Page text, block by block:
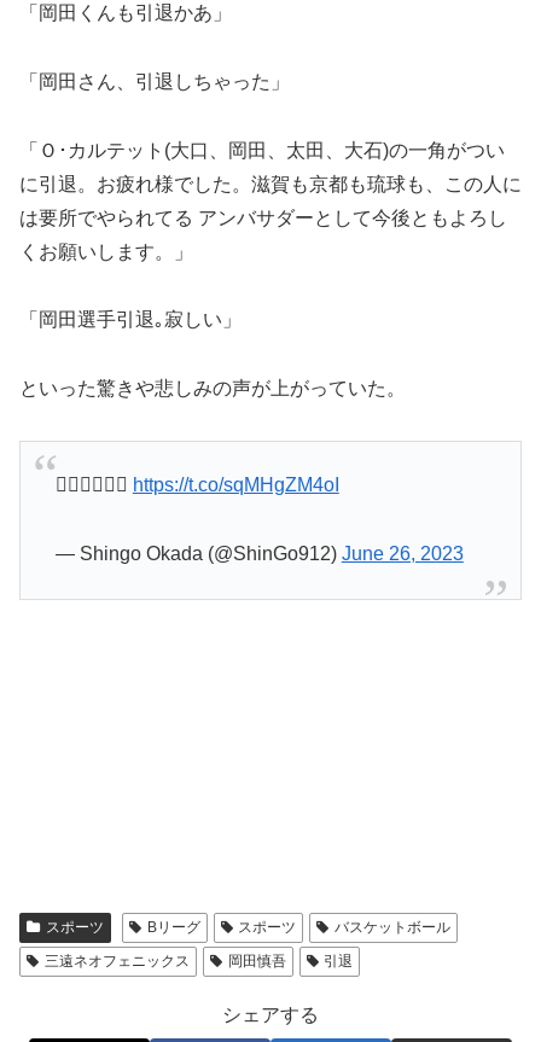
「岡田くんも引退かあ」
「岡田さん、引退しちゃった」
「Ｏ･カルテット(大口、岡田、太田、大石)の一角がつい
に引退。お疲れ様でした。滋賀も京都も琉球も、この人に
は要所でやられてる アンバサダーとして今後ともよろし
くお願いします。」
「岡田選手引退｡寂しい」
といった驚きや悲しみの声が上がっていた。
🙇‍♂️🙇‍♂️🙇‍♂️ https://t.co/sqMHgZM4oI
— Shingo Okada (@ShinGo912) June 26, 2023
スポーツ Bリーグ スポーツ
バスケットボール
三遠ネオフェニックス
岡田慎吾 引退
シェアする